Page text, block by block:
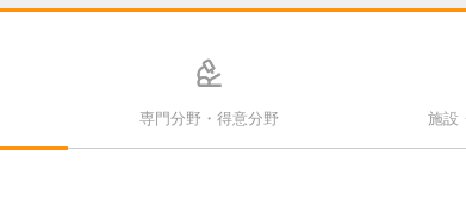
専門分野・得意分野 施設